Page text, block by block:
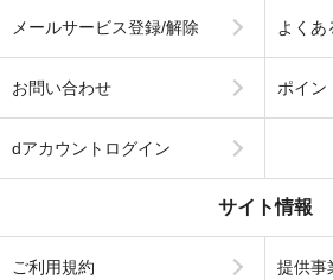
メールサービス登録/解除 よくあ
お問い合わせ ポイン
dアカウントログイン
サイト情報
ご利用規約 提供事